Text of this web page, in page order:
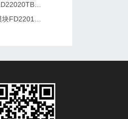
湖南、广东、新疆PMI-SA/RT22010F/ZLD22020TB电源模块维修更换